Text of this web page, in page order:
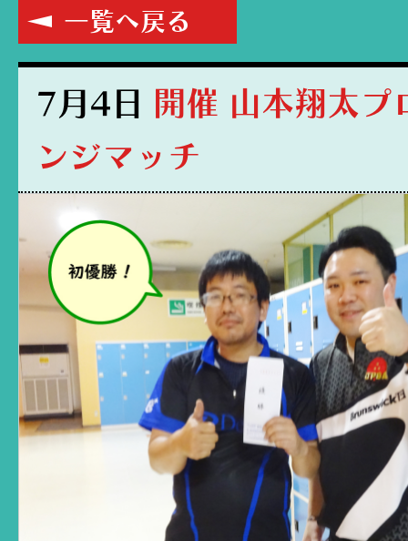
一覧へ戻る
7月4日
開催 山本翔太プ
ンジマッチ